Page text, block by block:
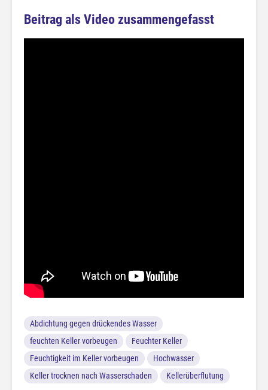
Beitrag als Video zusammengefasst
Abdichtung gegen drückendes Wasser
feuchten Keller vorbeugen
Feuchter Keller
Feuchtigkeit im Keller vorbeugen
Hochwasser
Keller trocknen nach Wasserschaden
Kellerüberflutung